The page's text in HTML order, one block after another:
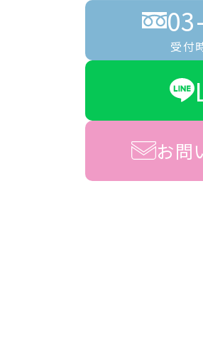
受付
お問